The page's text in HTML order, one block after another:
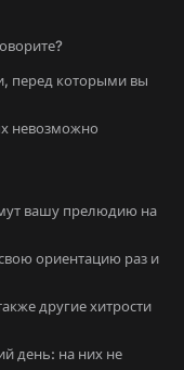
перед которыми вы
невозможно
вашу прелюдию на
ориентацию раз и
другие хитрости
день: на них не